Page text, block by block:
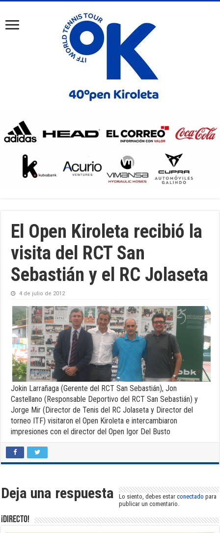
El Open Kiroleta recibió la
visita del RCT San
Sebastián y el RC Jolaseta
4 de julio de 2012
Jokin Larrañaga (Gerente del RCT San Sebastián), Jon
Castellano (Responsable Deportivo del RCT San Sebastián) y
Jorge Mir (Director de Tenis del RC Jolaseta y Director del
torneo ITF) visitaron el Open Kiroleta e intercambiaron
impresiones con el director del Open Igor Del Busto
Deja una respuesta Lo siento, debes estarconectado para
publicar un comentario.
¡DIRECTO!